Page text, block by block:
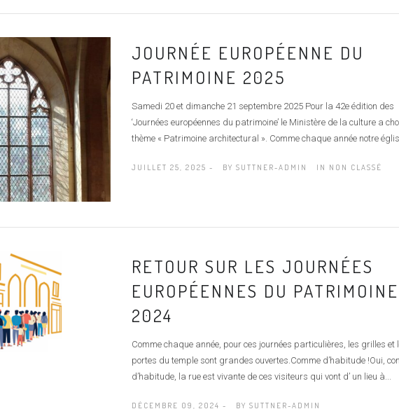
JOURNÉE EUROPÉENNE DU
PATRIMOINE 2025
Samedi 20 et dimanche 21 septembre 2025 Pour la 42e édition des
‘Journées européennes du patrimoine’ le Ministère de la culture a
thème « Patrimoine architectural ». Comme chaque année notre
JUILLET 25, 2025 - BY SUTTNER-ADMIN IN NON CLASSÉ
RETOUR SUR LES JOURNÉES
EUROPÉENNES DU PATRIMOINE
2024
Comme chaque année, pour ces journées particulières, les grilles et
portes du temple sont grandes ouvertes.Comme d’habitude !Oui,
d’habitude, la rue est vivante de ces visiteurs qui vont d’ un lieu à...
DÉCEMBRE 09, 2024 - BY SUTTNER-ADMIN